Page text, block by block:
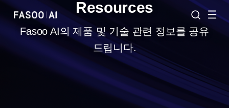
Resources
Fasoo AI의 제품 및 기술 관련 정보를 공유
드립니다.